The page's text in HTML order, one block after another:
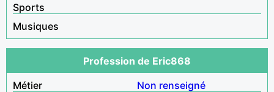
Sports
Musiques
Profession de Eric868
Métier
Non renseigné